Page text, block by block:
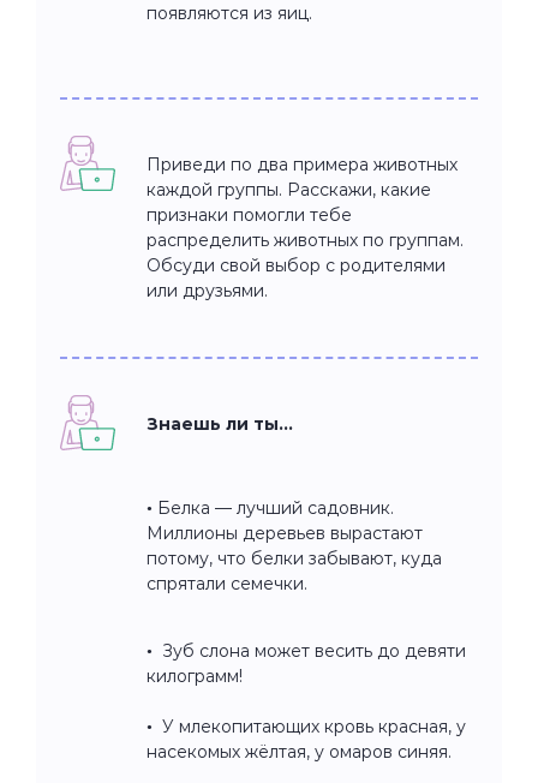
появляются из яиц.
Приведи по два примера животных
каждой группы. Расскажи, какие
признаки помогли тебе
распределить животных по группам.
Обсуди свой выбор с родителями
или друзьями.
Знаешь ли ты…
• Белка — лучший садовник.
Миллионы деревьев вырастают
потому, что белки забывают, куда
спрятали семечки.
• Зуб слона может весить до девяти
килограмм!
• У млекопитающих кровь красная, у
насекомых жёлтая, у омаров синяя.